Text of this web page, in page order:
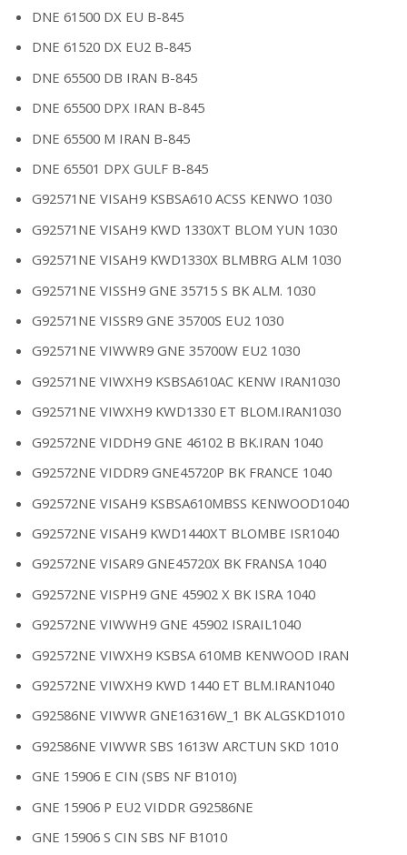
DNE 61500 DX EU B-845
DNE 61520 DX EU2 B-845
DNE 65500 DB IRAN B-845
DNE 65500 DPX IRAN B-845
DNE 65500 M IRAN B-845
DNE 65501 DPX GULF B-845
G92571NE VISAH9 KSBSA610 ACSS KENWO 1030
G92571NE VISAH9 KWD 1330XT BLOM YUN 1030
G92571NE VISAH9 KWD1330X BLMBRG ALM 1030
G92571NE VISSH9 GNE 35715 S BK ALM. 1030
G92571NE VISSR9 GNE 35700S EU2 1030
G92571NE VIWWR9 GNE 35700W EU2 1030
G92571NE VIWXH9 KSBSA610AC KENW IRAN1030
G92571NE VIWXH9 KWD1330 ET BLOM.IRAN1030
G92572NE VIDDH9 GNE 46102 B BK.IRAN 1040
G92572NE VIDDR9 GNE45720P BK FRANCE 1040
G92572NE VISAH9 KSBSA610MBSS KENWOOD1040
G92572NE VISAH9 KWD1440XT BLOMBE ISR1040
G92572NE VISAR9 GNE45720X BK FRANSA 1040
G92572NE VISPH9 GNE 45902 X BK ISRA 1040
G92572NE VIWWH9 GNE 45902 ISRAIL1040
G92572NE VIWXH9 KSBSA 610MB KENWOOD IRAN
G92572NE VIWXH9 KWD 1440 ET BLM.IRAN1040
G92586NE VIWWR GNE16316W_1 BK ALGSKD1010
G92586NE VIWWR SBS 1613W ARCTUN SKD 1010
GNE 15906 E CIN (SBS NF B1010)
GNE 15906 P EU2 VIDDR G92586NE
GNE 15906 S CIN SBS NF B1010